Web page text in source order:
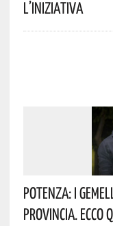
L’iniziativa
Potenza: I
Provincia. Ecco